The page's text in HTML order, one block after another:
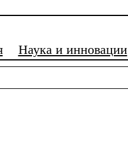
Наука и инновации